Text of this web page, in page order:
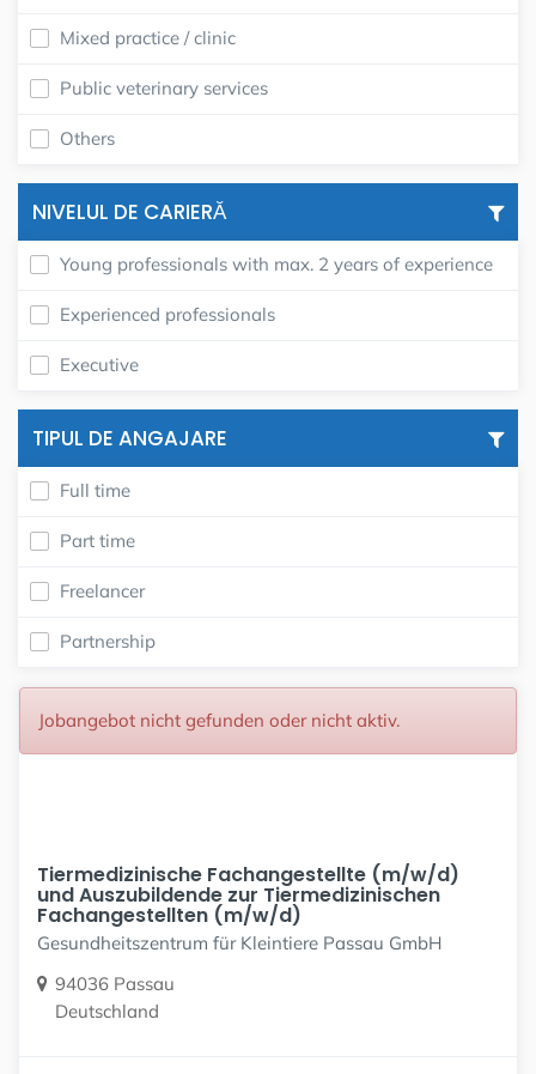
Mixed practice / clinic
Public veterinary services
Others
NIVELUL DE CARIERĂ
Young professionals with max. 2 years of experience
Experienced professionals
Executive
TIPUL DE ANGAJARE
Full time
Part time
Freelancer
Partnership
Jobangebot nicht gefunden oder nicht aktiv.
Tiermedizinische Fachangestellte (m/w/d)
und Auszubildende zur Tiermedizinischen
Fachangestellten (m/w/d)
Gesundheitszentrum für Kleintiere Passau GmbH
94036 Passau
Deutschland